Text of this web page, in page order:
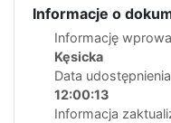
Informacje o
Informację
Kęsicka
Data
12:00:13
Informacja